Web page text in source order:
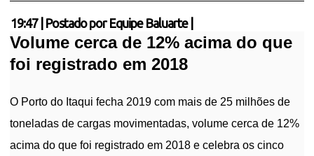
19:47| Postado por Equipe Baluarte
Volume cerca de 12% acima do que
foi registrado em 2018
O Porto do Itaqui fecha 2019 com mais de 25 milhões de
toneladas de cargas movimentadas, volume cerca de 12%
acima do que foi registrado em 2018 e celebra os cinco